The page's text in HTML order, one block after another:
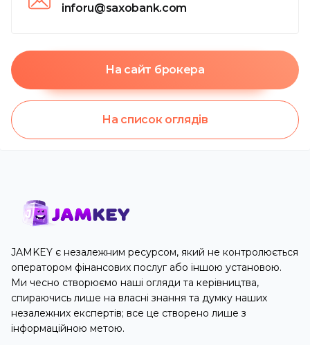
inforu@saxobank.com
На сайт брокера
На список оглядів
JAMKEY є незалежним ресурсом, який не контролюється
оператором фінансових послуг або іншою установою.
Ми чесно створюємо наші огляди та керівництва,
спираючись лише на власні знання та думку наших
незалежних експертів; все це створено лише з
інформаційною метою.